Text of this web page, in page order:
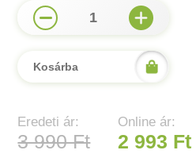
1
Kosárba
Eredeti ár:
3 990 Ft
Online ár:
2 993 Ft